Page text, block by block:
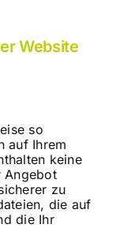
Website
so
auf Ihrem
keine
Angebot
zu
die auf
die Ihr